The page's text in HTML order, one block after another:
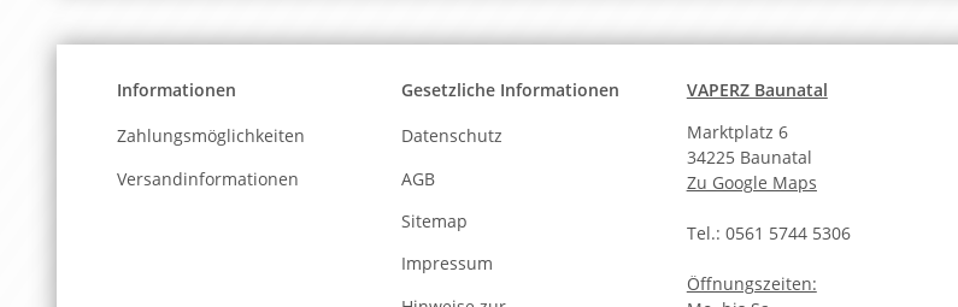
Informationen
Zahlungsmöglichkeiten
Versandinformationen
Gesetzliche Informationen
Datenschutz
AGB
Sitemap
Impressum
VAPERZ Baunatal
Marktplatz 6
34225 Baunatal
Zu Google Maps
Tel.: 0561 5744 5306
Öffnungszeiten: